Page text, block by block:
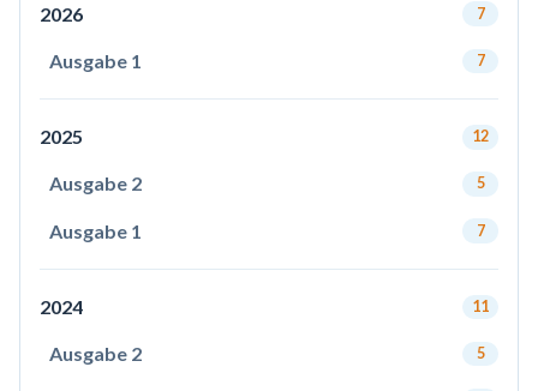
2026 7
Ausgabe 1 7
2025 12
Ausgabe 2 5
Ausgabe 1 7
2024 11
Ausgabe 2 5